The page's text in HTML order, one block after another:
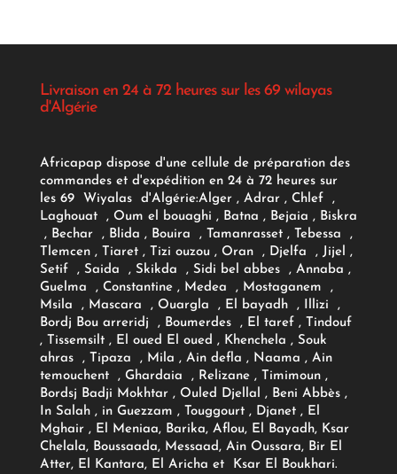
Livraison en 24 à 72 heures sur les 69 wilayas
d'Algérie
Africapap dispose d'une cellule de préparation des
commandes et d'expédition en 24 à 72 heures sur
les 69 Wiyalas d'Algérie:Alger , Adrar, Chlef ,
Laghouat , Oum el bouaghi , Batna , Bejaia , Biskra
, Bechar , Blida , Bouira , Tamanrasset , Tebessa ,
Tlemcen , Tiaret , Tizi ouzou , Oran , Djelfa , Jijel ,
Setif , Saida , Skikda , Sidi bel abbes , Annaba ,
Guelma , Constantine , Medea , Mostaganem ,
Msila , Mascara , Ouargla , El bayadh , Illizi ,
Bordj Bou arreridj , Boumerdes , El taref , Tindouf
, Tissemsilt , El oued El oued , Khenchela , Souk
ahras , Tipaza , Mila , Ain defla , Naama , Ain
temouchent , Ghardaia , Relizane , Timimoun ,
Bordsj Badji Mokhtar , Ouled Djellal , Beni Abbès ,
In Salah , in Guezzam , Touggourt , Djanet , El
Mghair , El Meniaa, Barika, Aflou, El Bayadh, Ksar
Chelala, Boussaada, Messaad, Ain Oussara, Bir El
Atter, El Kantara, El Aricha et Ksar El Boukhari.